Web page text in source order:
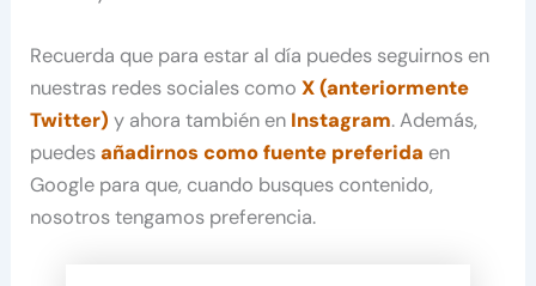
Recuerda que para estar al día puedes seguirnos en
nuestras redes sociales comoX (anteriormente
Twitter) y ahora también en Instagram. Además,
puedesañadirnos como fuente preferida en
Google para que, cuando busques contenido,
nosotros tengamos preferencia.